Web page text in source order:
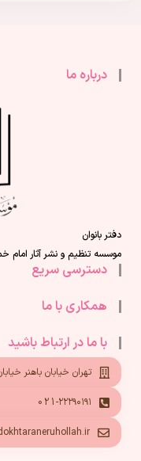
درباره ما
دفتر بانوان
موسسه تنظیم و نشر آثار امام
دسترسی سریع
همکاری با ما
با ما در ارتباط باشید
تهران خیابان باهنر
021-۲۲۲۹۰۱۹۱